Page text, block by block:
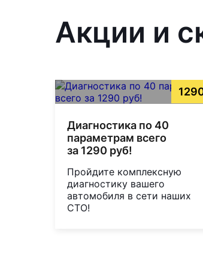
Акции и
Диагностика по 40
параметрам всего
за 1290 руб!
Пройдите комплексную
диагностику вашего
автомобиля в сети наших
СТО!